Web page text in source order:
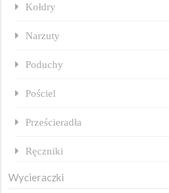
Kołdry
Narzuty
Poduchy
Pościel
Prześcieradła
Ręczniki
Wycieraczki